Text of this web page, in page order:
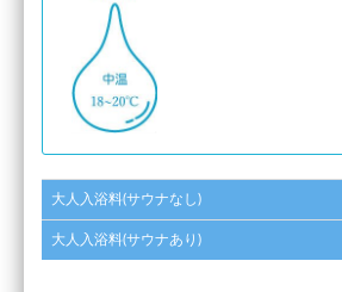
大人入浴料(サウナなし)
大人入浴料(サウナあり)